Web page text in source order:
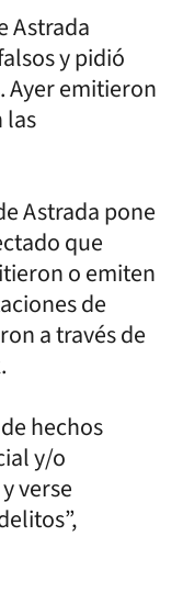
Astrada
y pidió
Ayer emitieron
las
Astrada pone
que
o emiten
de
a través de
hechos
y/o
verse